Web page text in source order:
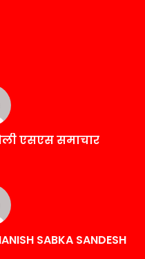
एसएस समाचार
SABKA SANDESH